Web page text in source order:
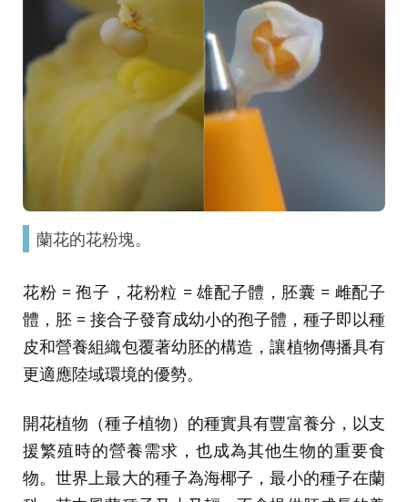
蘭花的花粉塊。
花粉 = 孢子，花粉粒 = 雄配子體，胚囊 = 雌配子
體，胚 = 接合子發育成幼小的孢子體，種子即以種
皮和營養組織包覆著幼胚的構造，讓植物傳播具有
更適應陸域環境的優勢。
開花植物（種子植物）的種實具有豐富養分，以支
援繁殖時的營養需求，也成為其他生物的重要食
物。世界上最大的種子為海椰子，最小的種子在蘭